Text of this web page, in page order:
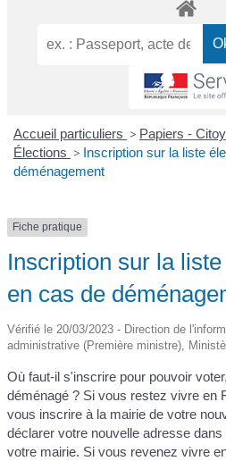
Accueil particuliers > Papiers -
Élections > Inscription sur la liste
déménagement
Fiche pratique
Inscription sur la
en cas de
Vérifié le 20/03/2023 - Direction de
administrative (Première ministre),
Où faut-il s'inscrire pour pouvoir
déménagé ? Si vous restez vivre en
vous inscrire à la mairie de votre
déclarer votre nouvelle adresse
votre mairie. Si vous revenez vivre